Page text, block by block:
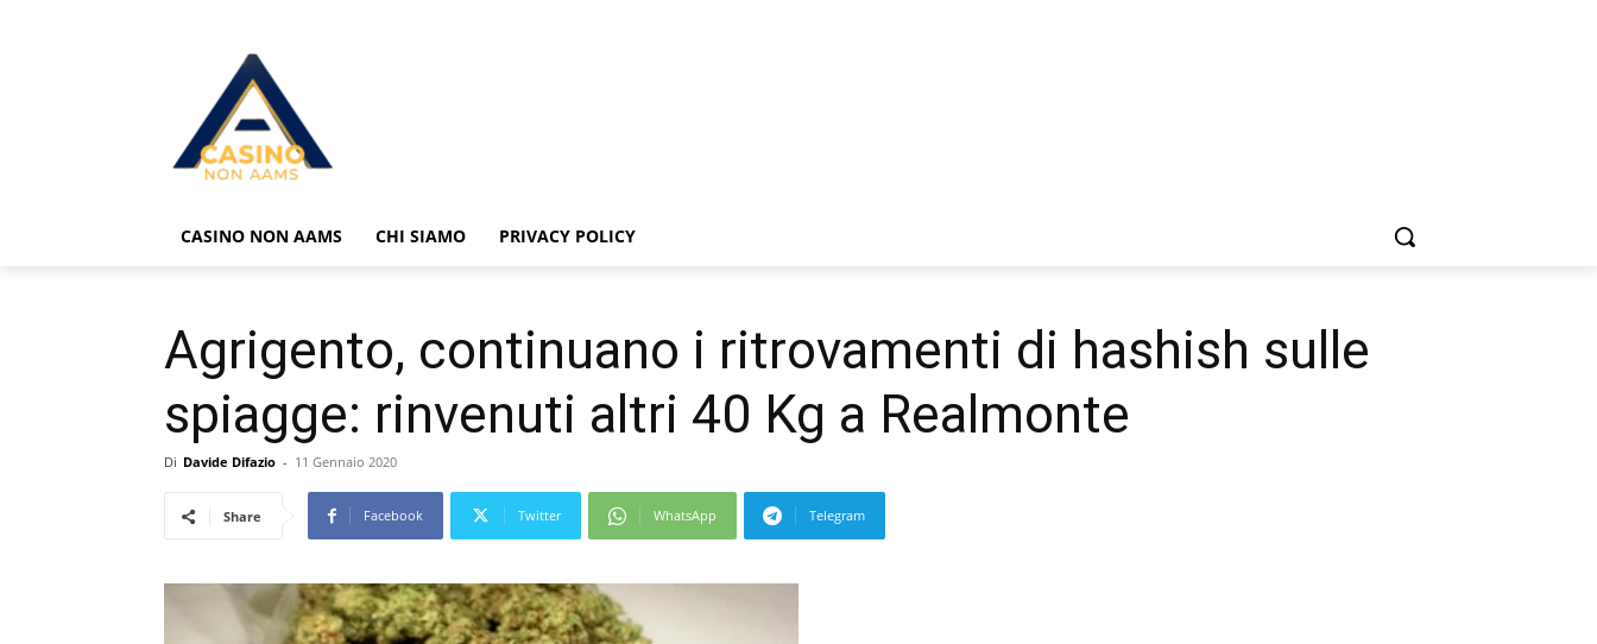
CASINO NON AAMS CHI SIAMO PRIVACY POLICY
Agrigento, continuano i ritrovamenti di hashish sulle
spiagge: rinvenuti altri 40 Kg a Realmonte
Di Davide Difazio - 11 Gennaio 2020
Share Facebook Twitter WhatsApp Telegram